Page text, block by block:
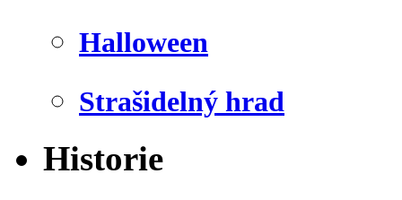
Halloween
Strašidelný hrad
Historie